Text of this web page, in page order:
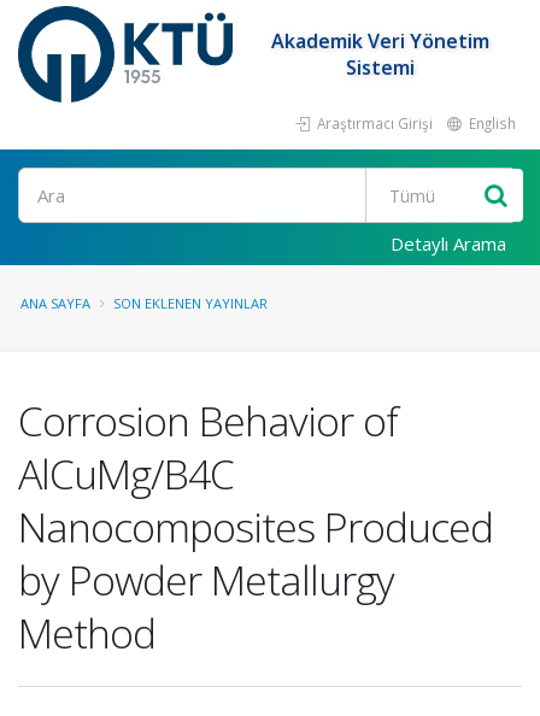
Akademik Veri Yönetim
Sistemi
Araştırmacı Girişi English
Ara
Detaylı Arama
ANA SAYFA SON EKLENEN YAYINLAR
Corrosion Behavior of
AlCuMg/B4C
Nanocomposites Produced
by Powder Metallurgy
Method